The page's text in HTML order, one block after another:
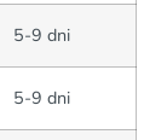
5-9 dni
5-9 dni